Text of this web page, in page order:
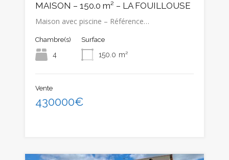
MAISON – 150.0 m² – LA FOUILLOUSE
Maison avec piscine – Référence…
Chambre(s)
4
Surface
150.0 m²
Vente
430000€